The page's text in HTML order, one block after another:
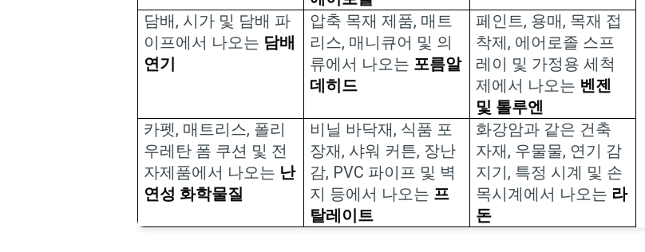
담배, 시가 및 담배 파
이프에서 나오는 담배
연기
압축 목재 제품, 매트
리스, 매니큐어 및 의
류에서 나오는 포름알
데히드
페인트, 용매, 목재 접
착제, 에어로졸 스프
레이 및 가정용 세척
제에서 나오는 벤젠
및 톨루엔
카펫, 매트리스, 폴리
우레탄 폼 쿠션 및 전
자제품에서 나오는 난
연성 화학물질
비닐 바닥재, 식품 포
장재, 샤워 커튼, 장난
감, PVC 파이프 및 벽
지 등에서 나오는 프
탈레이트
화강암과 같은 건축
자재, 우물물, 연기 감
지기, 특정 시계 및 손
목시계에서 나오는 라
돈